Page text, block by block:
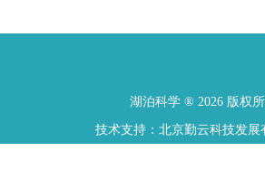
湖泊科学 ® 2026 版权
技术支持：北京勤云科技发展